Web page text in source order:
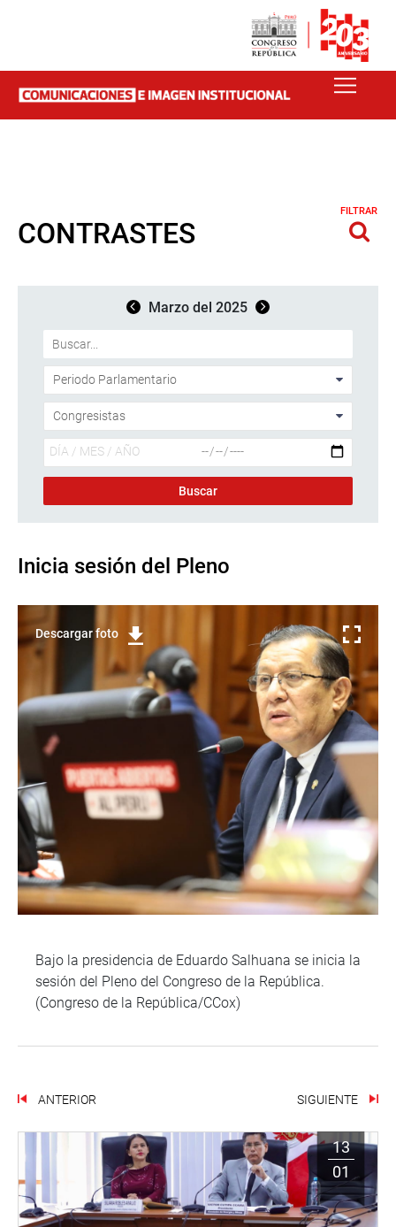
CONTRASTES
FILTRAR
Marzo del 2025
Inicia sesión del Pleno
Descargar foto
Bajo la presidencia de Eduardo Salhuana se inicia la
sesión del Pleno del Congreso de la República.
(Congreso de la República/CCox)
ANTERIOR SIGUIENTE
13
01